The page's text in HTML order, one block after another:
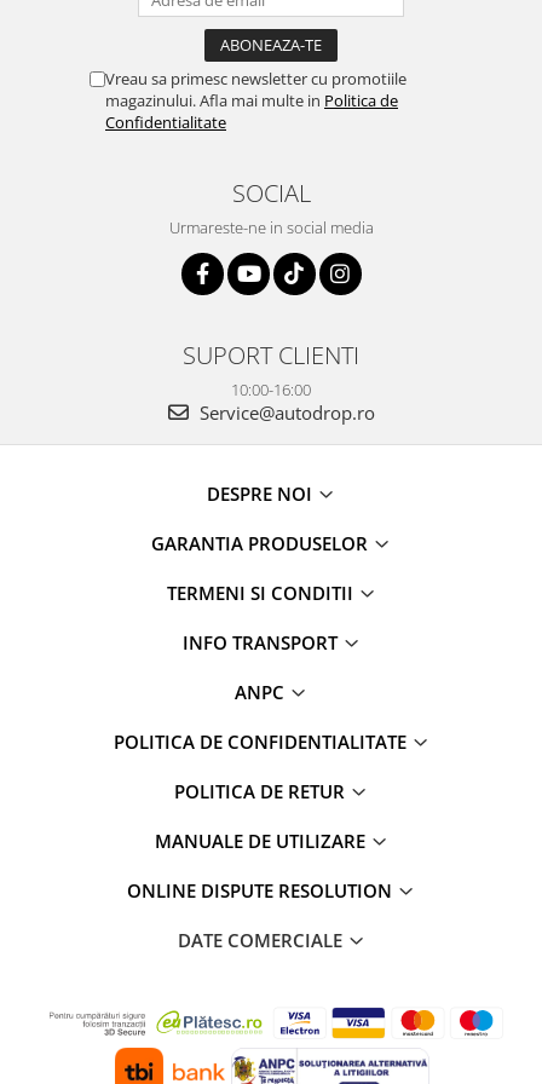
Rame adaptoare Dacia
Rame adaptoare Audi
Rame adaptoare BMW
Rame adaptoare Renault
Rame adaptoare Volvo
Rame adaptoare Honda
Rame Adaptoare Porsche
Rame adaptoare Alfa Romeo
Rame adaptoare Nissan
Rame adaptoare Fiat
Rame adaptoare Hyundai
Rame adaptoare Mitsubishi
Rame adaptoare Jeep
Vreau sa primesc newsletter cu promotiile
magazinului. Afla mai multe in Politica de
Confidentialitate
SOCIAL
Urmareste-ne in social media
SUPORT CLIENTI
10:00-16:00
Service@autodrop.ro
DESPRE NOI
GARANTIA PRODUSELOR
TERMENI SI CONDITII
INFO TRANSPORT
ANPC
POLITICA DE CONFIDENTIALITATE
POLITICA DE RETUR
MANUALE DE UTILIZARE
ONLINE DISPUTE RESOLUTION
DATE COMERCIALE